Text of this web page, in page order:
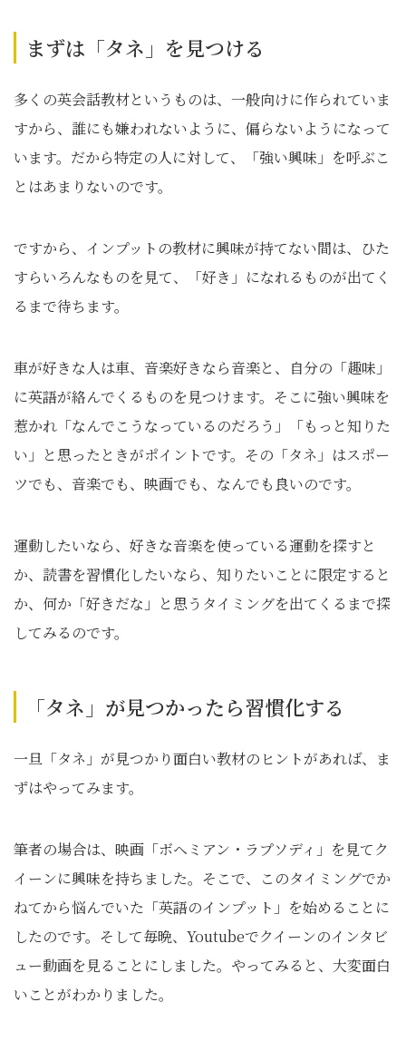
まずは「タネ」を見つける
多くの英会話教材というものは、一般向けに作られていま
すから、誰にも嫌われないように、偏らないようになって
います。だから特定の人に対して、「強い興味」を呼ぶこ
とはあまりないのです。
ですから、インプットの教材に興味が持てない間は、ひた
すらいろんなものを見て、「好き」になれるものが出てく
るまで待ちます。
車が好きな人は車、音楽好きなら音楽と、自分の「趣味」
に英語が絡んでくるものを見つけます。そこに強い興味を
惹かれ「なんでこうなっているのだろう」「もっと知りた
い」と思ったときがポイントです。その「タネ」はスポー
ツでも、音楽でも、映画でも、なんでも良いのです。
運動したいなら、好きな音楽を使っている運動を探すと
か、読書を習慣化したいなら、知りたいことに限定すると
か、何か「好きだな」と思うタイミングを出てくるまで探
してみるのです。
「タネ」が見つかったら習慣化する
一旦「タネ」が見つかり面白い教材のヒントがあれば、ま
ずはやってみます。
筆者の場合は、映画「ボヘミアン・ラプソディ」を見てク
イーンに興味を持ちました。そこで、このタイミングでか
ねてから悩んでいた「英語のインプット」を始めることに
したのです。そして毎晩、Youtubeでクイーンのインタビ
ュー動画を見ることにしました。やってみると、大変面白
いことがわかりました。